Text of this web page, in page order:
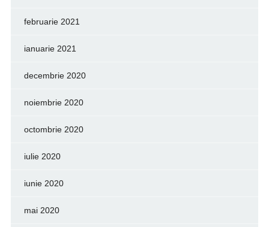
februarie 2021
ianuarie 2021
decembrie 2020
noiembrie 2020
octombrie 2020
iulie 2020
iunie 2020
mai 2020